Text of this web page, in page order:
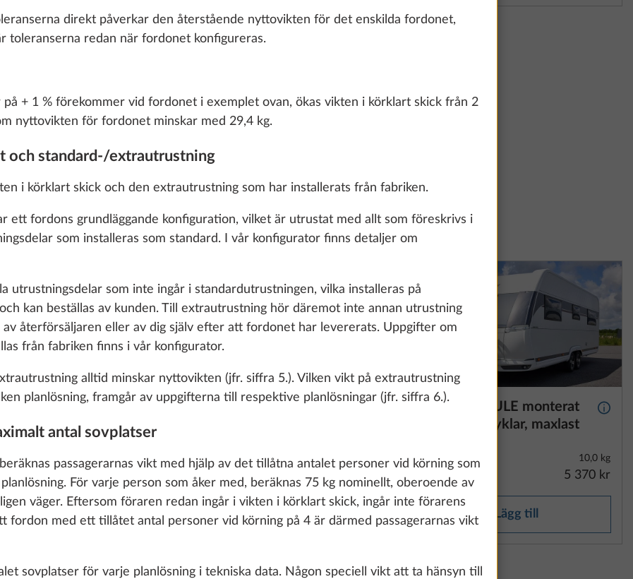
enable you to make the best possible use of our website and to
with you. We take your preferences into account and process
marketing only if you give us your consent by clicking on "Accept
your consent at any time with effect for the future. You can find more
cookies and customization options by clicking on the "Show details" link.
Decline Accept all
Lättmetallfälgar,
KNOTT ETS
Mer information
5,7 kg
13 460 kr
Lägg till
Ökning av lastkapaciteten till
5,2 kg
6 830 kr
Lägg till
Cykelställ THULE monterat
fram för två cyklar, maxlast
Mer
10,0 kg
5 370 kr
Lägg till
direkt påverkar den återstående nyttovikten för det enskilda fordonet,
toleranserna redan när fordonet konfigureras.
+ 1 % förekommer vid fordonet i exemplet ovan, ökas vikten i körklart skick från 2
nyttovikten för fordonet minskar med 29,4 kg.
och standard-/extrautrustning
i körklart skick och den extrautrustning som har installerats från fabriken.
ett fordons grundläggande konfiguration, vilket är utrustat med allt som föreskrivs i
som installeras som standard. I vår konfigurator finns detaljer om
utrustningsdelar som inte ingår i standardutrustningen, vilka installeras på
kan beställas av kunden. Till extrautrustning hör däremot inte annan utrustning
återförsäljaren eller av dig själv efter att fordonet har levererats. Uppgifter om
från fabriken finns i vår konfigurator.
alltid minskar nyttovikten (jfr. siffra 5.). Vilken vikt på extrautrustning
planlösning, framgår av uppgifterna till respektive planlösningar (jfr. siffra 6.).
antal sovplatser
passagerarnas vikt med hjälp av det tillåtna antalet personer vid körning som
För varje person som åker med, beräknas 75 kg nominellt, oberoende av
väger. Eftersom föraren redan ingår i vikten i körklart skick, ingår inte förarens
fordon med ett tillåtet antal personer vid körning på 4 är därmed passagerarnas vikt
sovplatser för varje planlösning i tekniska data. Någon speciell vikt att ta hänsyn till